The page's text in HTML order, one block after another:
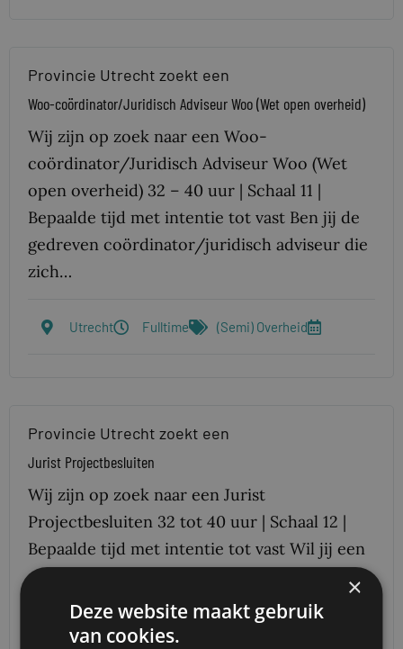
Provincie Utrecht zoekt een
Woo-coördinator/Juridisch Adviseur Woo (Wet open overheid)
Wij zijn op zoek naar een Woo-
coördinator/Juridisch Adviseur Woo (Wet
open overheid) 32 – 40 uur | Schaal 11 |
Bepaalde tijd met intentie tot vast Ben jij de
gedreven coördinator/juridisch adviseur die
zich…
Utrecht Fulltime (Semi) Overheid
Provincie Utrecht zoekt een
Jurist Projectbesluiten
Wij zijn op zoek naar een Jurist
Projectbesluiten 32 tot 40 uur | Schaal 12 |
Bepaalde tijd met intentie tot vast Wil jij een
substantiële bijdrage leveren aan de
ruimtelijke ontwikkeling van de…
×
Deze website maakt gebruik
van cookies.